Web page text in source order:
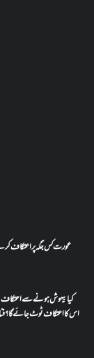
عورت کس جگہ پر اعتکاف
کیا بیہوش ہونے سے اعتکاف
اس کا اعتکاف ٹوٹ جائے